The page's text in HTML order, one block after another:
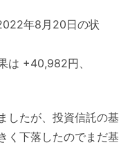
年8月20日の状
は +40,982円、
したが、投資信託の基
く下落したのでまだ基